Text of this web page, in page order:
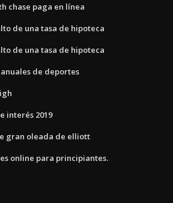
chase paga en línea
de una tasa de hipoteca
de una tasa de hipoteca
de deportes
interés 2019
gran oleada de elliott
online para principiantes.